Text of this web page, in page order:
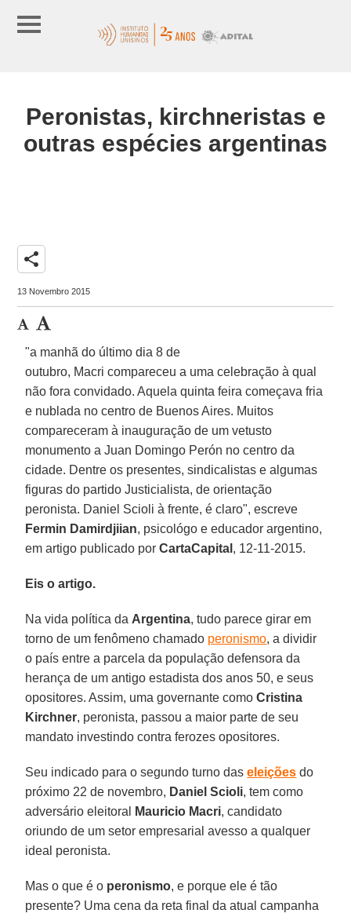
Peronistas, kirchneristas e
outras espécies argentinas
share
13 Novembro 2015
"a manhã do último dia 8 de
outubro, Macri compareceu a uma celebração à qual
não fora convidado. Aquela quinta feira começava fria
e nublada no centro de Buenos Aires. Muitos
compareceram à inauguração de um vetusto
monumento a Juan Domingo Perón no centro da
cidade. Dentre os presentes, sindicalistas e algumas
figuras do partido Justicialista, de orientação
peronista. Daniel Scioli à frente, é claro", escreve
Fermin Damirdjiian, psicológo e educador argentino,
em artigo publicado porCartaCapital , 12-11-2015.
Eis o artigo.
Na vida política da Argentina, tudo parece girar em
torno de um fenômeno chamado peronismo, a dividir
o país entre a parcela da população defensora da
herança de um antigo estadista dos anos 50, e seus
opositores. Assim, uma governante comoCristina
Kirchner, peronista, passou a maior parte de seu
mandato investindo contra ferozes opositores.
Seu indicado para o segundo turno daseleições do
próximo 22 de novembro, Daniel Scioli, tem como
adversário eleitoral
Mauricio Macri, candidato
oriundo de um setor empresarial avesso a qualquer
ideal peronista.
Mas o que é o peronismo, e porque ele é tão
presente? Uma cena da reta final da atual campanha